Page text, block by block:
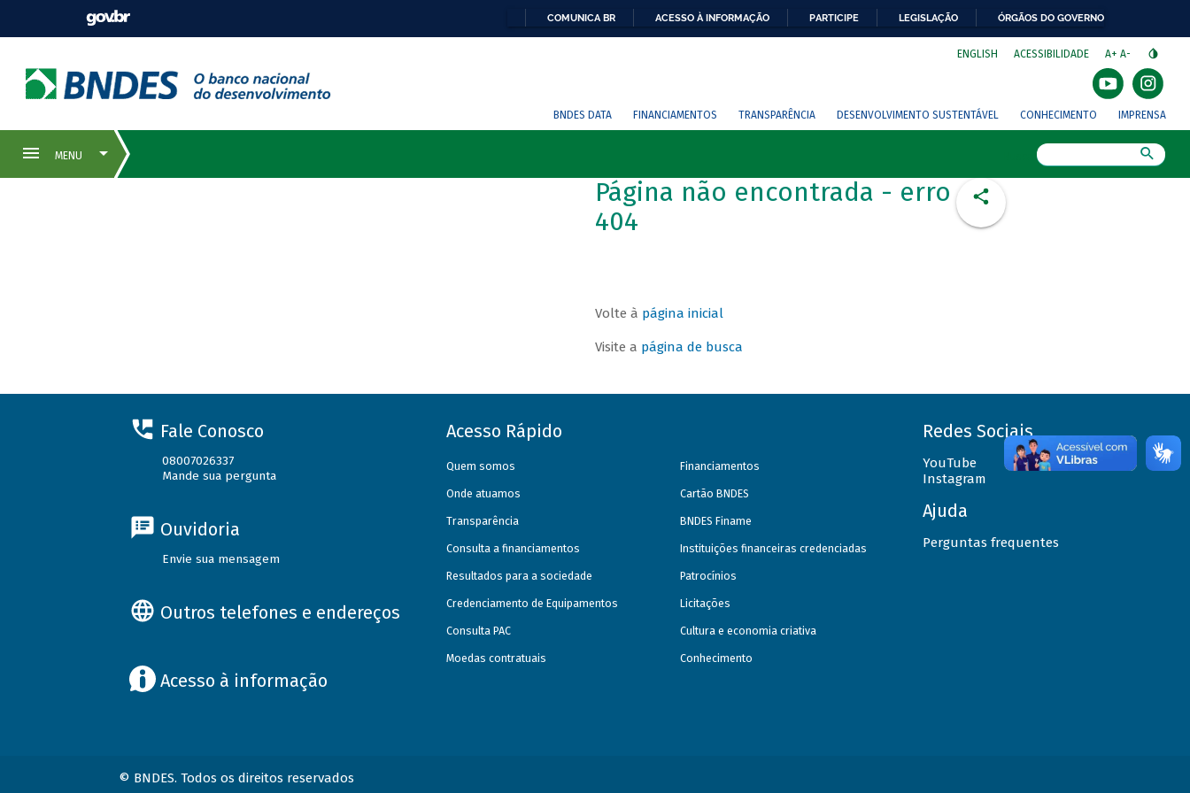
COMUNICA BR ACESSO À INFORMAÇÃO PARTICIPE LEGISLAÇÃO ÓRGÃOS DO GOVERNO
ENGLISH ACESSIBILIDADE A+ A-
BNDES DATA FINANCIAMENTOS TRANSPARÊNCIA DESENVOLVIMENTO SUSTENTÁVEL CONHECIMENTO IMPRENSA
Página não encontrada - erro
404
Volte à página inicial
Visite a página de busca
Fale Conosco
08007026337
Mande sua pergunta
Ouvidoria
Envie sua mensagem
Outros telefones e endereços
Acesso à informação
Acesso Rápido
Quem somos
Onde atuamos
Transparência
Consulta a financiamentos
Resultados para a sociedade
Credenciamento de Equipamentos
Consulta PAC
Moedas contratuais
Financiamentos
Cartão BNDES
BNDES Finame
Instituições financeiras credenciadas
Patrocínios
Licitações
Cultura e economia criativa
Conhecimento
Redes Sociais
YouTube
Instagram
Ajuda
Perguntas frequentes
© BNDES. Todos os direitos reservados